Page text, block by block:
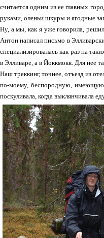
считается одним из ее главных
руками, оленьи шкуры и ягодные
Ну, а мы, как я уже говорила,
Антон написал письмо в
специализировалась как раз на
в Элливаре, а в Йоккмокк. Для нее
Наш треккинг, точнее, отъезд из
по-моему, беспородную, имеющую
поскуливала, когда выклянчивала